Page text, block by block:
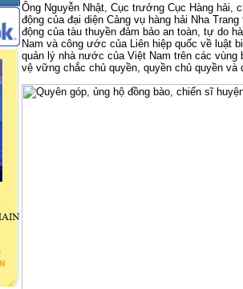
Ông Nguyễn Nhật, Cục trưởng Cục Hàng hải,
động của đại diện Cảng vụ hàng hải Nha
động của tàu thuyền đảm bảo an toàn, tự do
Nam và công ước của Liên hiệp quốc về luật
quản lý nhà nước của Việt Nam trên các vùng
vệ vững chắc chủ quyền, quyền chủ quyền và